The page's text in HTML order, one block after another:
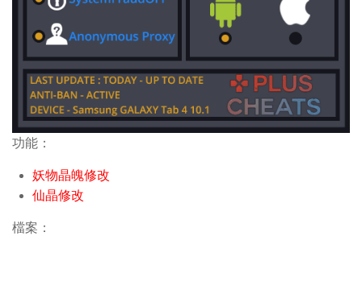
功能：
妖物晶魄修改
仙晶修改
檔案：